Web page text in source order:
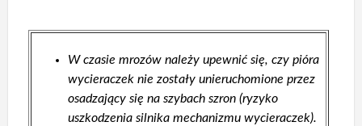
W czasie mrozów należy upewnić się, czy pióra
wycieraczek nie zostały unieruchomione przez
osadzający się na szybach szron (ryzyko
uszkodzenia silnika mechanizmu wycieraczek).